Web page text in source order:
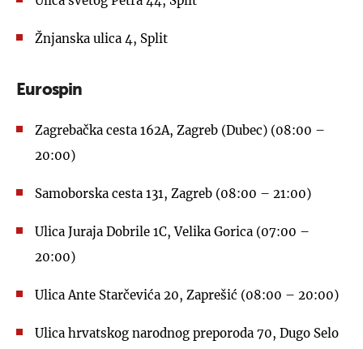
Žnjanska ulica 4, Split
Eurospin
Zagrebačka cesta 162A, Zagreb (Dubec) (08:00 –
20:00)
Samoborska cesta 131, Zagreb (08:00 – 21:00)
Ulica Juraja Dobrile 1C, Velika Gorica (07:00 –
20:00)
Ulica Ante Starčevića 20, Zaprešić (08:00 – 20:00)
Ulica hrvatskog narodnog preporoda 70, Dugo Selo